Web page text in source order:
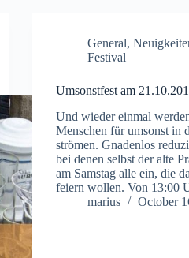
General,
Festival
Umsonstfest am
Und wieder einmal
Menschen für umsonst in
strömen. Gnadenlos
bei denen selbst der alte
am Samstag alle ein, die
feiern wollen. Von 13:00
marius
October